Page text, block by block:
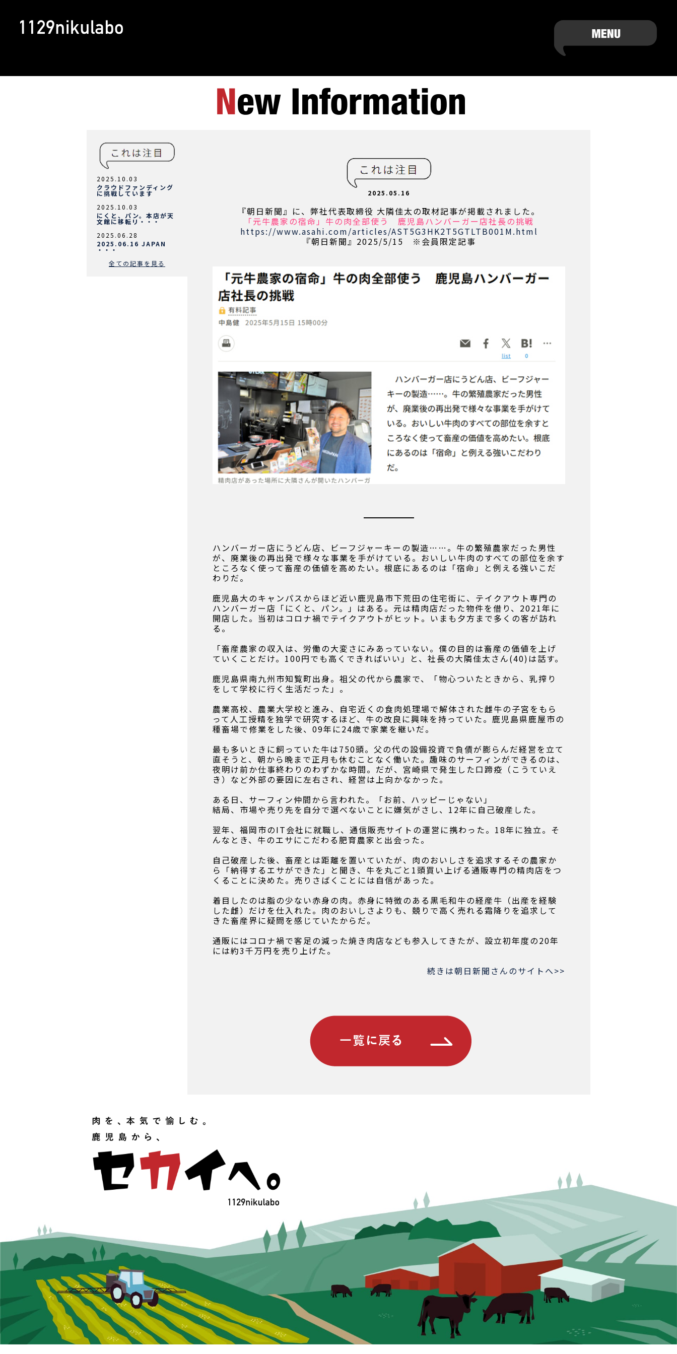
2025.10.03
クラウドファンディング
に挑戦しています
2025.10.03
にくと、パン。本店が天
文館に移転リ・・・
2025.06.28
2025.06.16 JAPAN
・・・
全ての記事を見る
2025.05.16
『朝日新聞』に、弊社代表取締役 大隣佳太の取材記事が掲載されました。
「元牛農家の宿命」牛の肉全部使う 鹿児島ハンバーガー店社長の挑戦
https://www.asahi.com/articles/AST5G3HK2T5GTLTB001M.html
『朝日新聞』2025/5/15 ※会員限定記事
ハンバーガー店にうどん店、ビーフジャーキーの製造……。牛の繁殖農家だった男性
が、廃業後の再出発で様々な事業を手がけている。おいしい牛肉のすべての部位を余す
ところなく使って畜産の価値を高めたい。根底にあるのは「宿命」と例える強いこだ
わりだ。
鹿児島大のキャンパスからほど近い鹿児島市下荒田の住宅街に、テイクアウト専門の
ハンバーガー店「にくと、パン。」はある。元は精肉店だった物件を借り、2021年に
開店した。当初はコロナ禍でテイクアウトがヒット。いまも夕方まで多くの客が訪れ
る。
「畜産農家の収入は、労働の大変さにみあっていない。僕の目的は畜産の価値を上げ
ていくことだけ。100円でも高くできればいい」と、社長の大隣佳太さん(40)は話す。
鹿児島県南九州市知覧町出身。祖父の代から農家で、「物心ついたときから、乳搾り
をして学校に行く生活だった」。
農業高校、農業大学校と進み、自宅近くの食肉処理場で解体された雌牛の子宮をもら
って人工授精を独学で研究するほど、牛の改良に興味を持っていた。鹿児島県鹿屋市の
種畜場で修業をした後、09年に24歳で家業を継いだ。
最も多いときに飼っていた牛は750頭。父の代の設備投資で負債が膨らんだ経営を立て
直そうと、朝から晩まで正月も休むことなく働いた。趣味のサーフィンができるのは、
夜明け前か仕事終わりのわずかな時間。だが、宮崎県で発生した口蹄疫（こうていえ
き）など外部の要因に左右され、経営は上向かなかった。
ある日、サーフィン仲間から言われた。「お前、ハッピーじゃない」
結局、市場や売り先を自分で選べないことに嫌気がさし、12年に自己破産した。
翌年、福岡市のIT会社に就職し、通信販売サイトの運営に携わった。18年に独立。そ
んなとき、牛のエサにこだわる肥育農家と出会った。
自己破産した後、畜産とは距離を置いていたが、肉のおいしさを追求するその農家か
ら「納得するエサができた」と聞き、牛を丸ごと1頭買い上げる通販専門の精肉店をつ
くることに決めた。売りさばくことには自信があった。
着目したのは脂の少ない赤身の肉。赤身に特徴のある黒毛和牛の経産牛（出産を経験
した雌）だけを仕入れた。肉のおいしさよりも、競りで高く売れる霜降りを追求して
きた畜産界に疑問を感じていたからだ。
通販にはコロナ禍で客足の減った焼き肉店なども参入してきたが、設立初年度の20年
には約3千万円を売り上げた。
続きは朝日新聞さんのサイトへ>>